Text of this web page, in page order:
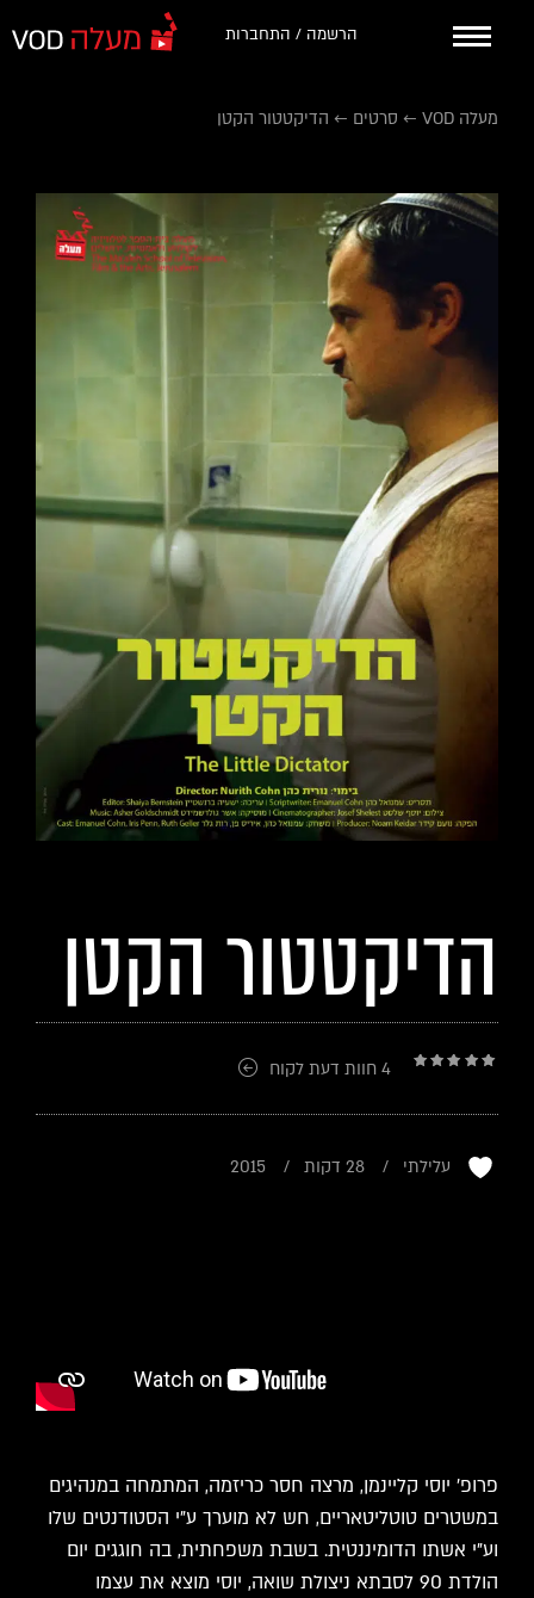
הרשמה / התחברות
מעלה VOD ← סרטים ← הדיקטטור הקטן
הדיקטטור הקטן
עלדירוגים
4חוות דעת לקוח
עלילתי 28 דקות 2015
פרופ' יוסי קליינמן, מרצה חסר כריזמה, המתמחה במנהיגים
במשטרים טוטליטאריים, חש לא מוערך ע"י הסטודנטים שלו
וע"י אשתו הדומיננטית. בשבת משפחתית, בה חוגגים יום
הולדת 90 לסבתא ניצולת שואה, יוסי מוצא את עצמו